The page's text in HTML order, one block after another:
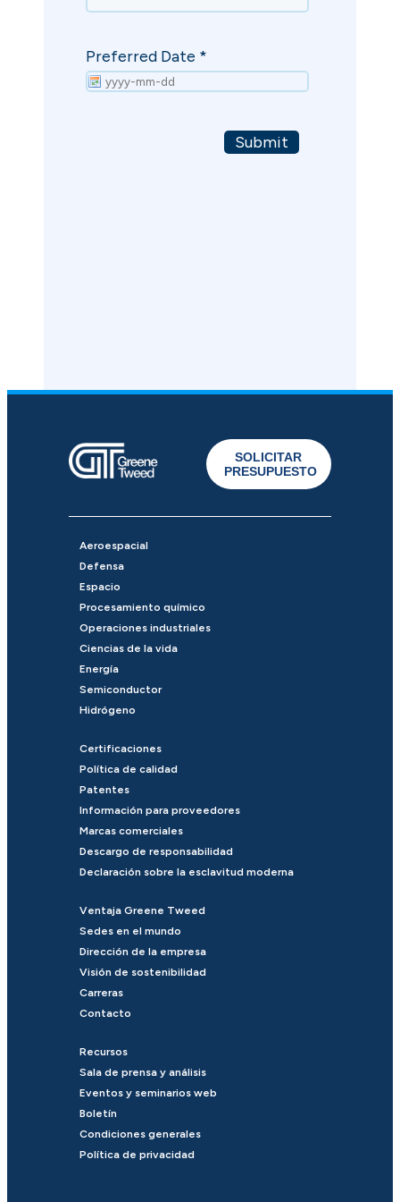
SOLICITAR
PRESUPUESTO
Aeroespacial
Defensa
Espacio
Procesamiento químico
Operaciones industriales
Ciencias de la vida
Energía
Semiconductor
Hidrógeno
Certificaciones
Política de calidad
Patentes
Información para proveedores
Marcas comerciales
Descargo de responsabilidad
Declaración sobre la esclavitud moderna
Ventaja Greene Tweed
Sedes en el mundo
Dirección de la empresa
Visión de sostenibilidad
Carreras
Contacto
Recursos
Sala de prensa y análisis
Eventos y seminarios web
Boletín
Condiciones generales
Política de privacidad